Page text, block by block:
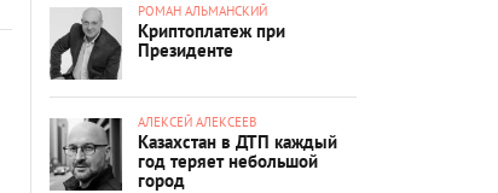
РОМАН АЛЬМАНСКИЙ
Криптоплатеж при
Президенте
АЛЕКСЕЙ АЛЕКСЕЕВ
Казахстан в ДТП каждый
год теряет небольшой
город